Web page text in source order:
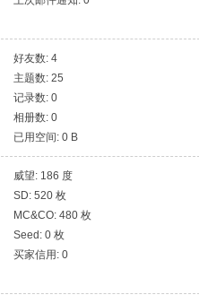
好友数: 4
主题数: 25
记录数: 0
相册数: 0
已用空间: 0 B
威望: 186 度
SD: 520 枚
MC&CO: 480 枚
Seed: 0 枚
买家信用: 0